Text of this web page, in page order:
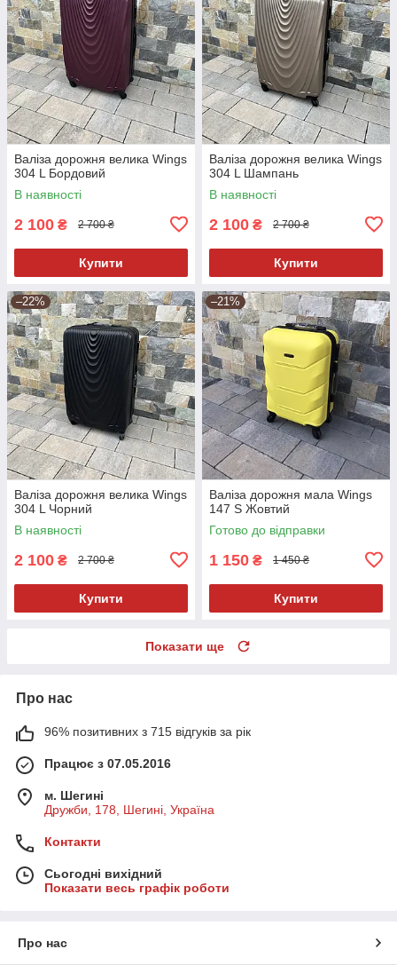
Валіза дорожня велика Wings
304 L Бордовий
В наявності
2 100 ₴ 2 700 ₴
Купити
Валіза дорожня велика Wings
304 L Шампань
В наявності
2 100 ₴ 2 700 ₴
Купити
–22%
Валіза дорожня велика Wings
304 L Чорний
В наявності
2 100 ₴ 2 700 ₴
Купити
–21%
Валіза дорожня мала Wings
147 S Жовтий
Готово до відправки
1 150 ₴ 1 450 ₴
Купити
Показати ще
Про нас
96% позитивних з 715 відгуків за рік
Працює з 07.05.2016
м. Шегині
Дружби, 178, Шегині, Україна
Контакти
Сьогодні вихідний
Показати весь графік роботи
Про нас